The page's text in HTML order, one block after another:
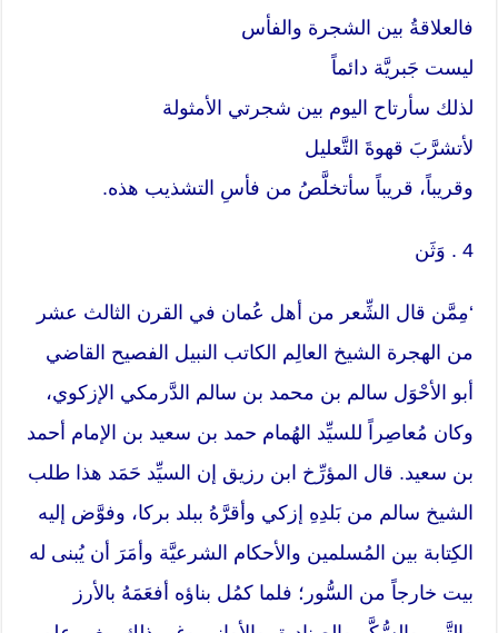
فالعلاقةُ بين الشجرة والفأس
ليست جَبريَّة دائماً
لذلك سأرتاح اليوم بين شجرتي الأمثولة
لأتشرَّبَ قهوةَ التَّعليل
وقريباً، قريباً سأتخلَّصُ من فأسِ التشذيب هذه.
4 . وَثَن
‘مِمَّن قال الشِّعر من أهل عُمان في القرن الثالث عشر
من الهجرة الشيخ العالِم الكاتب النبيل الفصيح القاضي
أبو الأحْوَل سالم بن محمد بن سالم الدَّرمكي الإزكوي،
وكان مُعاصِراً للسيِّد الهُمام حمد بن سعيد بن الإمام أحمد
بن سعيد. قال المؤرِّخ ابن رزيق إن السيِّد حَمَد هذا طلب
الشيخ سالم من بَلدِهِ إزكي وأقرَّهُ ببلد بركا، وفوَّض إليه
الكِتابة بين المُسلمين والأحكام الشرعيَّة وأمَرَ أن يُبنى له
بيت خارجاً من السُّور؛ فلما كمُل بناؤه أفعَمَهُ بالأرز